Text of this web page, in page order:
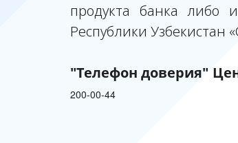
продукта банка либо
Республики Узбекистан
"Телефон доверия"
200-00-44